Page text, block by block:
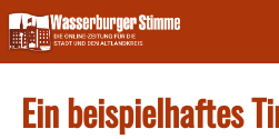
Skip
to
content
Ein beispielhaftes